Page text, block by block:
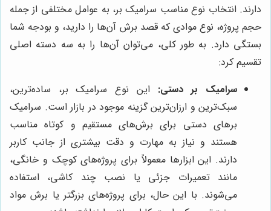
دارند. انتخاب نوع مناسب سرامیک بر، به عوامل مختلفی از جمله
حجم پروژه، نوع موادی که قصد برش آن‌ها را دارید، و بودجه شما
بستگی دارد. به طور کلی، می‌توان آن‌ها را به سه دسته اصلی
تقسیم کرد:
سرامیک بر دستی: این نوع سرامیک بر، ساده‌ترین،
سبک‌ترین و ارزان‌ترین گزینه موجود در بازار است. سرامیک
برهای دستی برای برش‌های مستقیم و کوتاه مناسب
هستند و نیاز به مهارت و دقت بیشتری از جانب کاربر
دارند. این ابزارها معمولاً برای پروژه‌های کوچک و خانگی،
مانند تعمیرات جزئی یا نصب چند کاشی، استفاده
می‌شوند. با این حال، برای پروژه‌های بزرگتر یا برش مواد